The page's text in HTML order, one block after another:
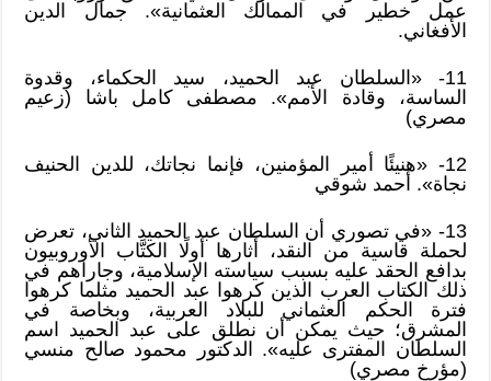
عمل خطير في الممالك العثمانية». جمال الدين
الأفغاني.
11- «السلطان عبد الحميد، سيد الحكماء، وقدوة
الساسة، وقادة الأمم». مصطفى كامل باشا (زعيم
مصري)
12- «هنيئًا أمير المؤمنين، فإنما نجاتك، للدين الحنيف
نجاة». أحمد شوقي
13- «في تصوري أن السلطان عبد الحميد الثاني، تعرض
لحملة قاسية من النقد، أثارها أولًا الكتَّاب الأوروبيون
بدافع الحقد عليه بسبب سياسته الإسلامية، وجاراهم في
ذلك الكتاب العرب الذين كرهوا عبد الحميد مثلما كرهوا
فترة الحكم العثماني للبلاد العربية، وبخاصة في
المشرق؛ حيث يمكن أن نطلق على عبد الحميد اسم
السلطان المفترى عليه». الدكتور محمود صالح منسي
(مؤرخ مصري)